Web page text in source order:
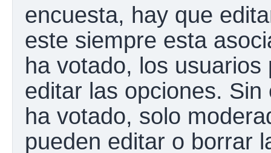
encuesta, hay que
este siempre esta
ha votado, los
editar las opciones.
ha votado, solo
pueden editar o borrar